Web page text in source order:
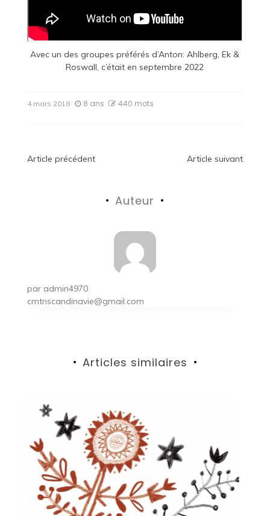
Avec un des groupes préférés d’Anton:Ahlberg, Ek &
Roswall, c’était en septembre 2022
4 mars 2018 8 ans 440 mots
Navigation
Article précédent Article suivant
Auteur
par admin4970
cmtnscandinavie@gmail.com
Articles similaires